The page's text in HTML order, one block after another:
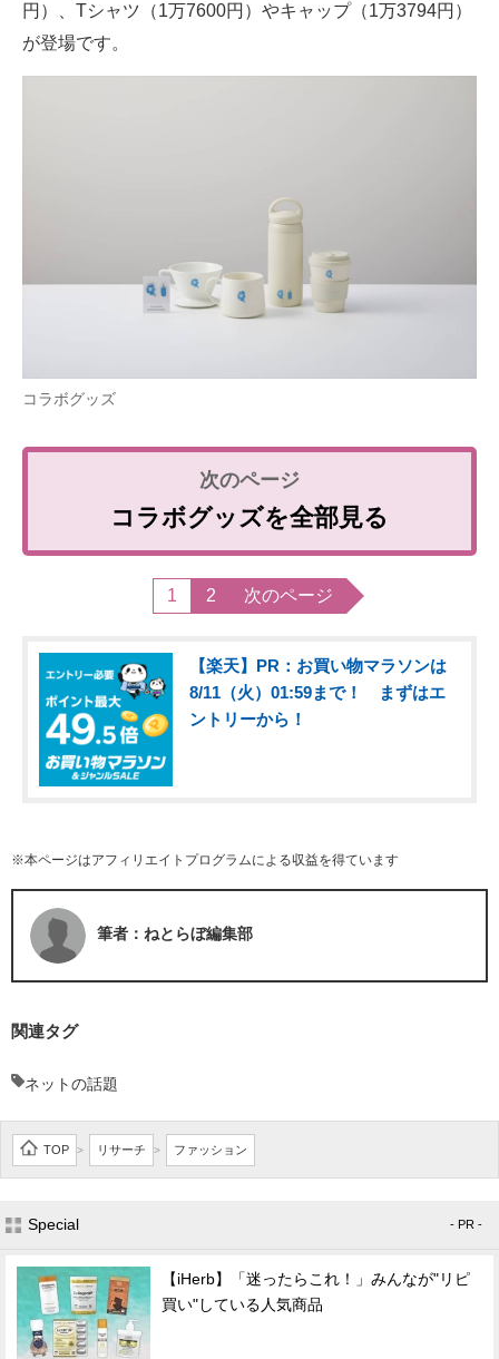
円）、Tシャツ（1万7600円）やキャップ（1万3794円）
が登場です。
コラボグッズ
コラボグッズを全部見る
1 2 次のページ
【楽天】PR：お買い物マラソンは
8/11（火）01:59まで！ まずはエ
ントリーから！
※本ページはアフィリエイトプログラムによる収益を得ています
筆者：ねとらぼ編集部
関連タグ
ネットの話題
TOP > リサーチ > ファッション
Special - PR -
【iHerb】「迷ったらこれ！」みんなが"リピ
買い"している人気商品